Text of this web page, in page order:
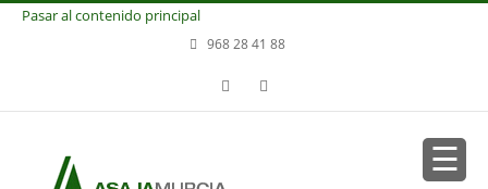
Pasar al contenido principal
968 28 41 88